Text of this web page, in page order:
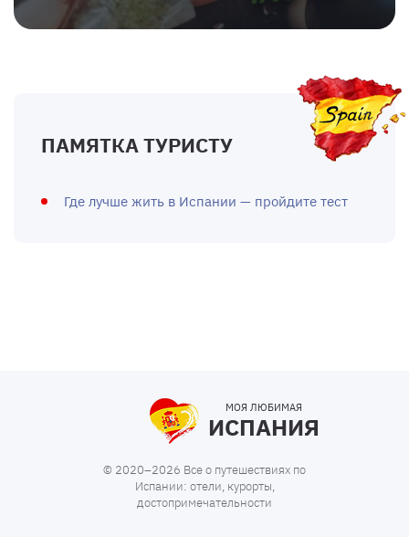
ПАМЯТКА ТУРИСТУ
Где лучше жить в Испании — пройдите тест
МОЯ ЛЮБИМАЯ
ИСПАНИЯ
© 2020–2026 Все о путешествиях по
Испании: отели, курорты,
достопримечательности